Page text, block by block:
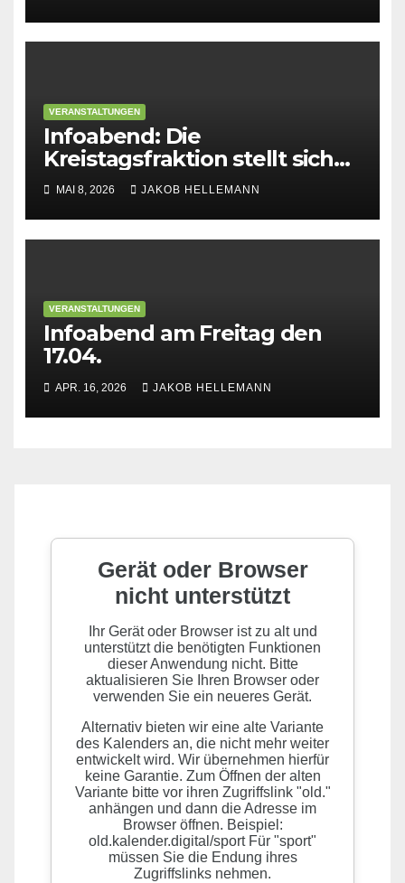
VERANSTALTUNGEN
Infoabend: Die
Kreistagsfraktion stellt sich
vorMAI 8, 2026 JAKOB HELLEMANN
VERANSTALTUNGEN
Infoabend am Freitag den
17.04.
APR. 16, 2026 JAKOB HELLEMANN